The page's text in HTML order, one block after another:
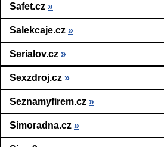
Safet.cz »
Salekcaje.cz »
Serialov.cz »
Sexzdroj.cz »
Seznamyfirem.cz »
Simoradna.cz »